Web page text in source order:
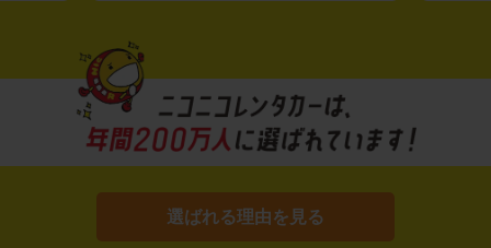
選ばれる理由を見る